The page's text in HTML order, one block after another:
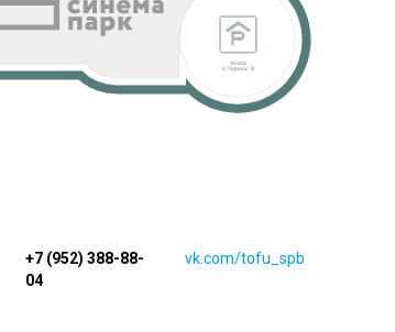
+7 (952) 388-88-
04
vk.com/tofu_spb